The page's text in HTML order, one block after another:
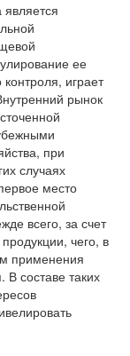
является
ее
играет
рынок
при
случаях
место
всего, за счет
чего, в
применения
составе таких